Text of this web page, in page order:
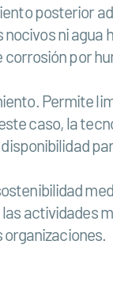
posterior
ni agua
por
Permite
caso, la
actividades